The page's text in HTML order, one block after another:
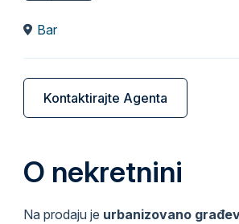
Bar
Kontaktirajte Agenta
O nekretnini
Na prodaju je urbanizovano